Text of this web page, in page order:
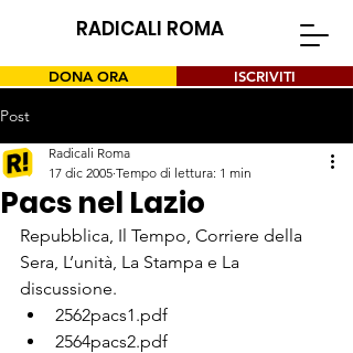
RADICALI ROMA
DONA ORA ISCRIVITI
Post
Pacs nel Lazio
Radicali Roma
17 dic 2005 Tempo di lettura: 1 min
Repubblica, Il Tempo, Corriere della
Sera, L’unità, La Stampa e La
discussione.
2562pacs1.pdf
2564pacs2.pdf